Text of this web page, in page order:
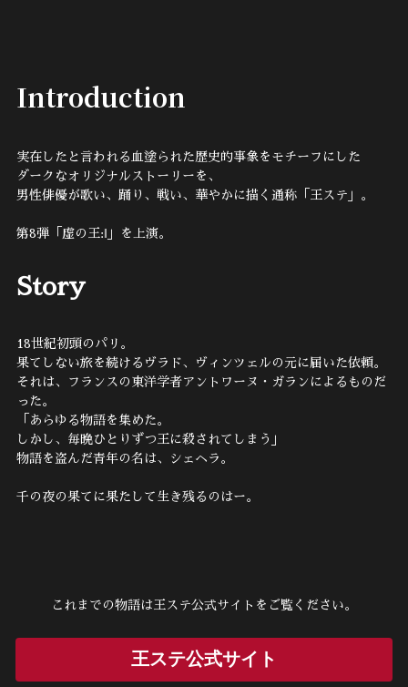
Introduction
実在したと言われる血塗られた歴史的事象をモチーフにした
ダークなオリジナルストーリーを、
男性俳優が歌い、踊り、戦い、華やかに描く通称「王ステ」。
第8弾「虚の王:‖」を上演。
Story
18世紀初頭のパリ。
果てしない旅を続けるヴラド、ヴィンツェルの元に届いた依頼。
それは、フランスの東洋学者アントワーヌ・ガランによるものだ
った。
「あらゆる物語を集めた。
しかし、毎晩ひとりずつ王に殺されてしまう」
物語を盗んだ青年の名は、シェヘラ。
千の夜の果てに果たして生き残るのはー。
これまでの物語は王ステ公式サイトをご覧ください。
王ステ公式サイト